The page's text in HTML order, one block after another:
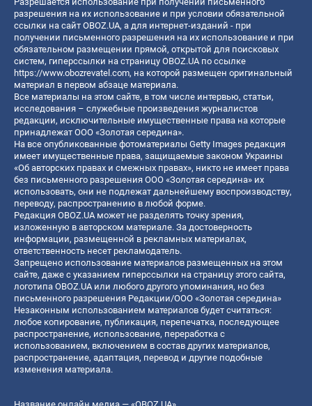
разрешения на их использование и при условии обязательной
ссылки на сайт OBOZ.UA, а для интернет-изданий - при
получении письменного разрешения на их использование и при
обязательном размещении прямой, открытой для поисковых
систем, гиперссылки на страницу OBOZ.UA по ссылке
https://www.obozrevatel.com, на которой размещен оригинальный
материал в первом абзаце материала.
Все материалы на этом сайте, в том числе интервью, статьи,
исследования – служебные произведения журналистов
редакции, исключительные имущественные права на которые
принадлежат ООО «Золотая середина».
На все опубликованные фотоматериалы Getty Images редакция
имеет имущественные права, защищаемые законом Украины
«Об авторских правах и смежных правах», никто не имеет права
без письменного разрешения ООО «Золотая середина» их
использовать, они не подлежат дальнейшему воспроизводству,
переводу, распространению в любой форме.
Редакция OBOZ.UA может не разделять точку зрения,
изложенную в авторском материале. За достоверность
информации, размещенной в рекламных материалах,
ответственность несет рекламодатель.
Запрещено использование материалов размещенных на этом
сайте, даже с указанием гиперссылки на страницу этого сайта,
логотипа OBOZ.UA или любого другого упоминания, но без
письменного разрешения Редакции/ООО «Золотая середина»
Незаконным использованием материалов будет считаться:
любое копирование, публикация, перепечатка, последующее
распространение, использование, переработка с
использованием, включением в состав других материалов,
распространение, адаптация, перевод и другие подобные
изменения материала.